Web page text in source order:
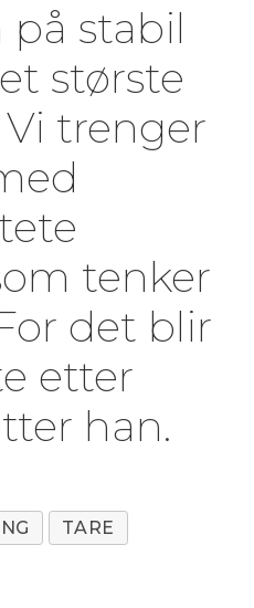
på stabil
største
trenger
tenker
det blir
etter
han.
TARE